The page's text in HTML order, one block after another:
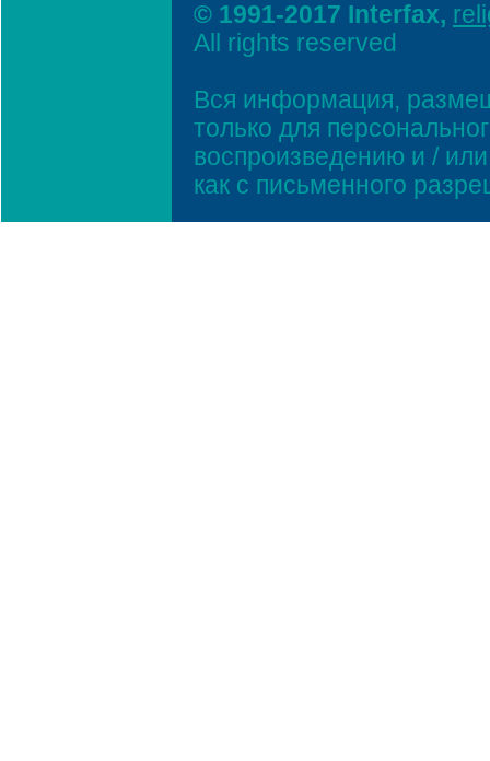
© 1991-2017 Interfax,
All rights reserved
Вся информация,
только для
воспроизведению и /
как с письменного